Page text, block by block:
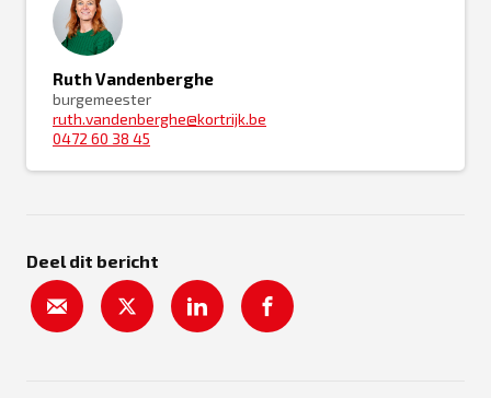
Ruth Vandenberghe
burgemeester
ruth.vandenberghe@kortrijk.be
0472 60 38 45
Deel dit bericht